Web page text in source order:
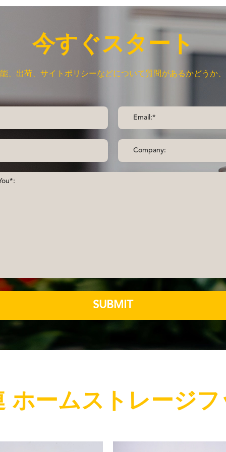
今すぐスタート
、出荷、サイトポリシーなどについて質問があるかどうか
SUBMIT
ホームストレージフ